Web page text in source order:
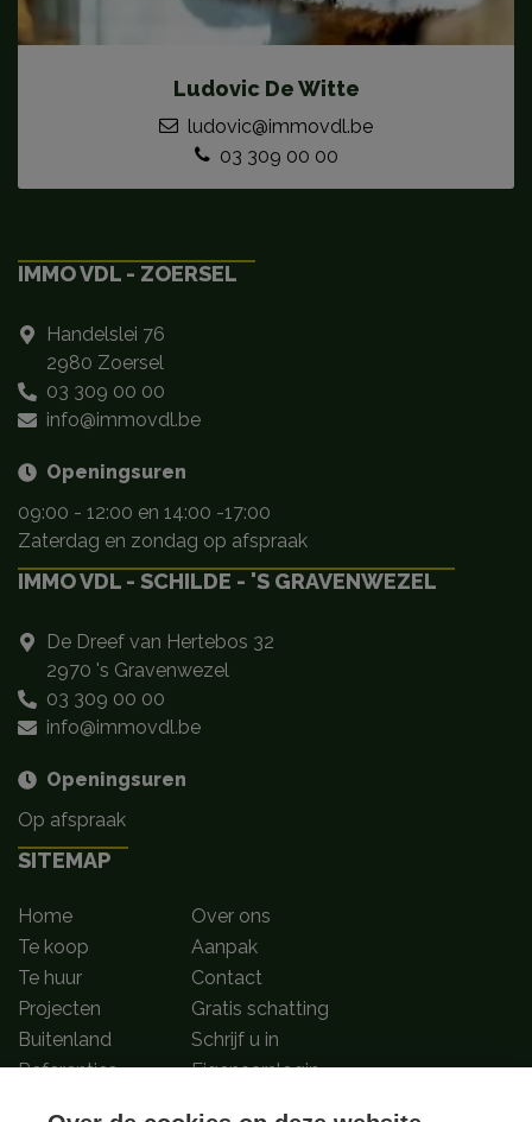
Ludovic De Witte
ludovic@immovdl.be
03 309 00 00
IMMO VDL - ZOERSEL
Handelslei 76
2980 Zoersel
03 309 00 00
info@immovdl.be
Openingsuren
09:00 - 12:00 en 14:00 -17:00
Zaterdag en zondag op afspraak
IMMO VDL - SCHILDE - 'S GRAVENWEZEL
De Dreef van Hertebos 32
2970 's Gravenwezel
03 309 00 00
info@immovdl.be
Openingsuren
Op afspraak
SITEMAP
Home
Te koop
Te huur
Projecten
Buitenland
Referenties
Over ons
Aanpak
Contact
Gratis schatting
Schrijf u in
Eigenaarslogin